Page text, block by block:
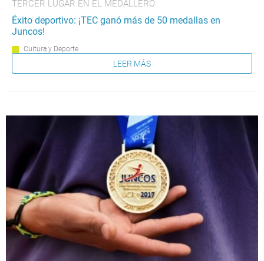
TERCER LUGAR EN EL MEDALLERO
Éxito deportivo: ¡TEC ganó más de 50 medallas en
Juncos!
Cultura y Deporte
LEER MÁS